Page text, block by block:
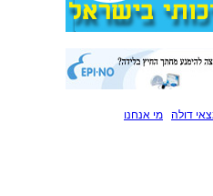
דולה מי אנחנו